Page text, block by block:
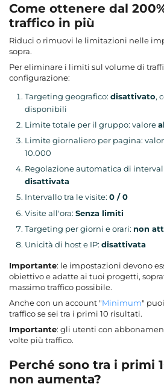
Come ottenere dal
traffico in più
Riduci o rimuovi le limitazioni nelle
sopra.
Per eliminare i limiti sul volume di
configurazione:
Targeting geografico: disattivato,
disponibili
Limite totale per il gruppo: valore
Limite giornaliero per pagina:
10.000
Regolazione automatica di
disattivata
Intervallo tra le visite: 0 / 0
Visite all'ora: Senza limiti
Targeting per giorni e orari: non
Unicità di host e IP: disattivata
Importante: le impostazioni devono
obiettivo e adatte ai tuoi progetti,
massimo traffico possibile.
Anche con un account "Minimum"
traffico se sei tra i primi 10 risultati.
Importante: gli utenti con
volte più traffico.
Perché sono tra i primi
non aumenta?